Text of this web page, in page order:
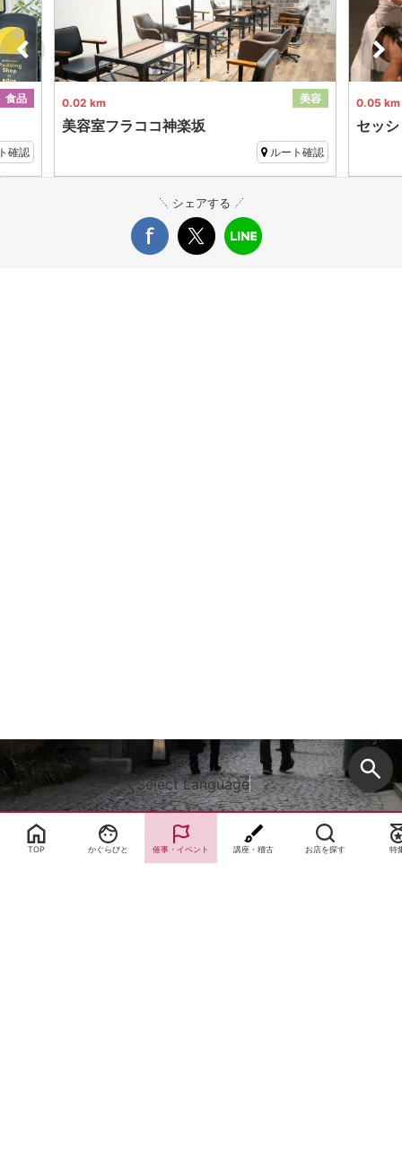
食品
確認
0.02 km 美容
美容室フラココ神楽坂
ルート確認
0.05 km
セッ
シェアする
Select Language▼
TOP かぐらびと 催事・イベント 講座・稽古 お店を探す 特